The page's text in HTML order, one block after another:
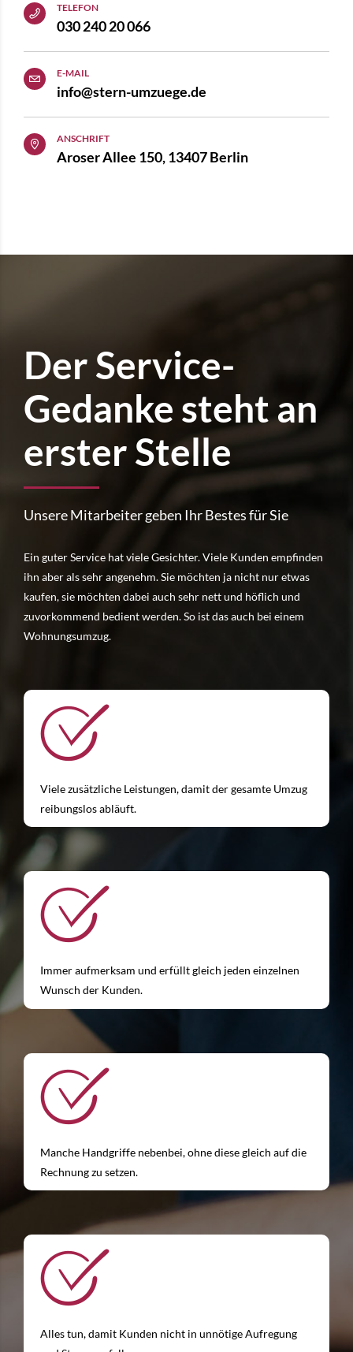
TELEFON
030 240 20 066
E-MAIL
info@stern-umzuege.de
ANSCHRIFT
Aroser Allee 150, 13407 Berlin
Der Service-
Gedanke steht an
erster Stelle
Unsere Mitarbeiter geben Ihr Bestes für Sie
Ein guter Service hat viele Gesichter. Viele Kunden empfinden
ihn aber als sehr angenehm. Sie möchten ja nicht nur etwas
kaufen, sie möchten dabei auch sehr nett und höflich und
zuvorkommend bedient werden. So ist das auch bei einem
Wohnungsumzug.
Viele zusätzliche Leistungen, damit der gesamte Umzug
reibungslos abläuft.
Immer aufmerksam und erfüllt gleich jeden einzelnen
Wunsch der Kunden.
Manche Handgriffe nebenbei, ohne diese gleich auf die
Rechnung zu setzen.
Alles tun, damit Kunden nicht in unnötige Aufregung